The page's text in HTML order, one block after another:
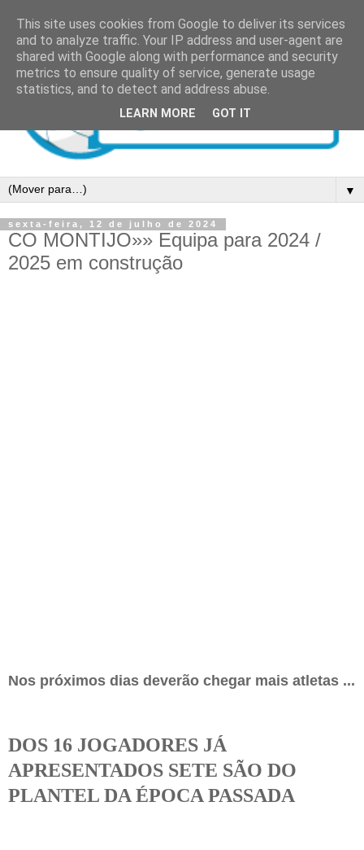
▼
sexta-feira, 12 de julho de 2024
CO MONTIJO»» Equipa para 2024 /
2025 em construção
Nos próximos dias deverão chegar mais atletas ...
DOS 16 JOGADORES JÁ
APRESENTADOS SETE SÃO DO
PLANTEL DA ÉPOCA PASSADA
This site uses cookies from Google to deliver its services
and to analyze traffic. Your IP address and user-agent are
shared with Google along with performance and security
metrics to ensure quality of service, generate usage
statistics, and to detect and address abuse.
LEARN MORE GOT IT